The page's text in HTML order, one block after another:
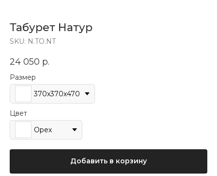
Табурет Натур
SKU: N.TO.NT
24 050 р.
Размер
370x370x470
Цвет
Орех
Добавить в корзину